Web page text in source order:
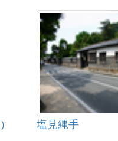
塩見縄手